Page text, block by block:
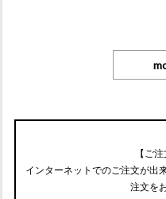
【ご
インターネットでのご注文が出
注文を